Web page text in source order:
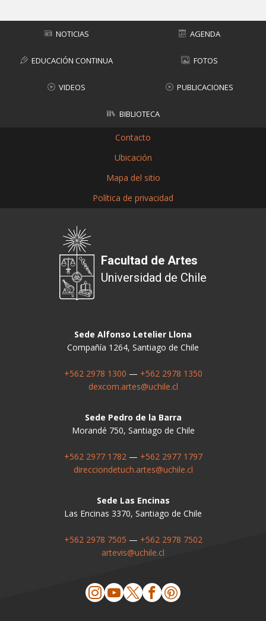
NOTICIAS AGENDA
EDUCACIÓN CONTINUA FOTOS
VIDEOS PUBLICACIONES
BIBLIOTECA
Contacto
Ubicación
Mapa del sitio
Política de privacidad
Facultad de Artes
Universidad de Chile
Sede Alfonso Letelier Llona
Compañía 1264, Santiago de Chile
+562 2978 1300 — +562 2978 1350
dexcom.artes@uchile.cl
Sede Pedro de la Barra
Morandé 750, Santiago de Chile
+562 2977 1782— +562 2977 1797
direcciondetuch.artes@uchile.cl
Sede Las Encinas
Las Encinas 3370, Santiago de Chile
+562 2978 7505 — +562 2978 7502
artevis@uchile.cl